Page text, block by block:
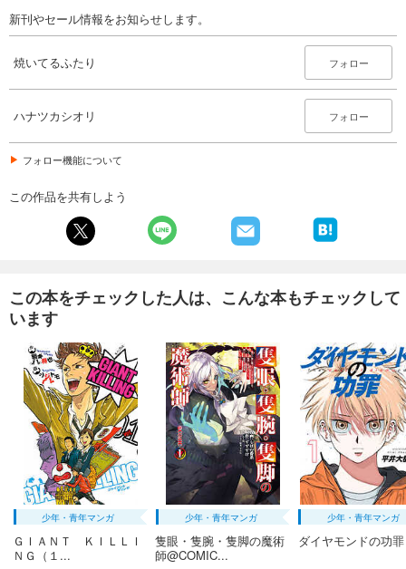
新刊やセール情報をお知らせします。
焼いてるふたり フォロー
ハナツカシオリ フォロー
フォロー機能について
この作品を共有しよう
この本をチェックした人は、こんな本もチェックして
います
少年・青年マンガ
ＧＩＡＮＴ ＫＩＬＬＩ
ＮＧ（１...
少年・青年マンガ
隻眼・隻腕・隻脚の魔術
師@COMIC...
少年・青年マンガ
ダイヤモンドの功